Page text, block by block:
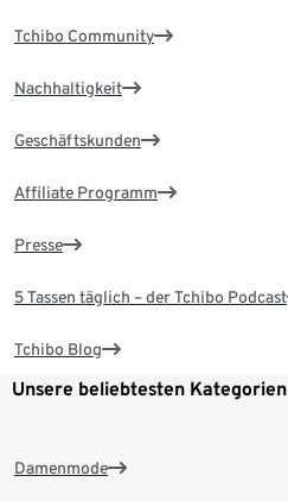
Tchibo Community
Nachhaltigkeit
Geschäftskunden
Affiliate Programm
Presse
5 Tassen täglich – der Tchibo Podcast
Tchibo Blog
Unsere beliebtesten Kategorien
Damenmode